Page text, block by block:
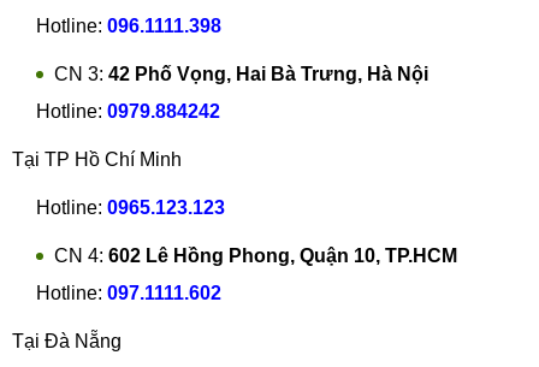
Hotline: 096.1111.398
CN 3: 42 Phố Vọng, Hai Bà Trưng, Hà Nội
Hotline: 0979.884242
Tại TP Hồ Chí Minh
Hotline: 0965.123.123
CN 4: 602 Lê Hồng Phong, Quận 10, TP.HCM
Hotline: 097.1111.602
Tại Đà Nẵng